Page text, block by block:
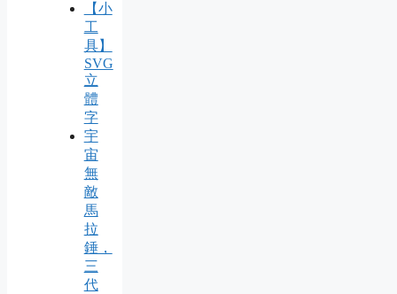
【小
工
具】
SVG
立
體
字
宇
宙
無
敵
馬
拉
錘，
三
代